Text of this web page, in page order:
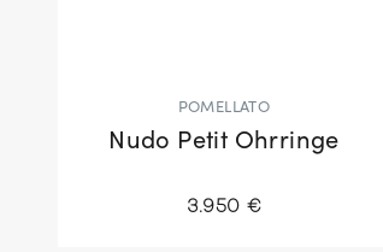
POMELLATO
Nudo Petit Ohrringe
3.950 €